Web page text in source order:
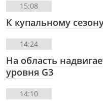
15:08
К купальному
14:24
На область
уровня G3
14:10